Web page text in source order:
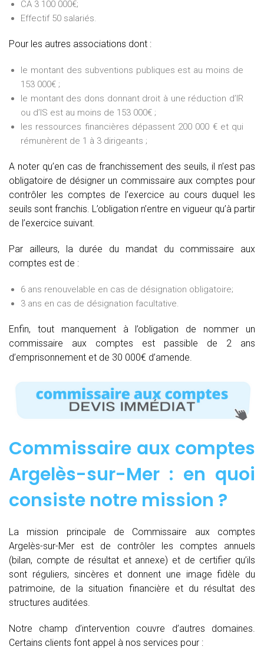
CA 3 100 000€;
Effectif 50 salariés.
Pour les autres associations dont :
le montant des subventions publiques est au moins de
153 000€ ;
le montant des dons donnant droit à une réduction d’IR
ou d’IS est au moins de 153 000€ ;
les ressources financières dépassent 200 000 € et qui
rémunèrent de 1 à 3 dirigeants ;
A noter qu’en cas de franchissement des seuils, il n’est pas
obligatoire de désigner un commissaire aux comptes pour
contrôler les comptes de l’exercice au cours duquel les
seuils sont franchis. L’obligation n’entre en vigueur qu’à partir
de l’exercice suivant.
Par ailleurs, la durée du mandat du commissaire aux
comptes est de :
6 ans renouvelable en cas de désignation obligatoire;
3 ans en cas de désignation facultative.
Enfin, tout manquement à l’obligation de nommer un
commissaire aux comptes est passible de 2 ans
d’emprisonnement et de 30 000€ d’amende.
Commissaire aux comptes
Argelès-sur-Mer : en quoi
consiste notre mission ?
La mission principale de Commissaire aux comptes
Argelès-sur-Mer est de contrôler les comptes annuels
(bilan, compte de résultat et annexe) et de certifier qu’ils
sont réguliers, sincères et donnent une image fidèle du
patrimoine, de la situation financière et du résultat des
structures auditées.
Notre champ d’intervention couvre d’autres domaines.
Certains clients font appel à nos services pour :